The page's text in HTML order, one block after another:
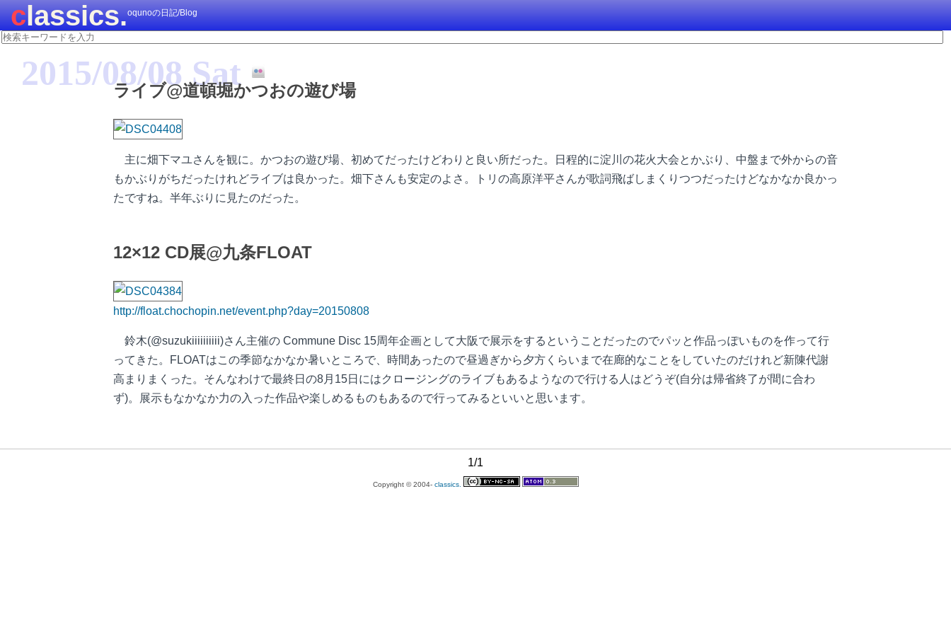
classics.oqunoの日記/Blog
2015/08/08 Sat
ライブ@道頓堀かつおの遊び場
主に畑下マユさんを観に。かつおの遊び場、初めてだったけどわりと良い所だった。日程的に淀川の花火大会とかぶり、中盤まで外からの音
もかぶりがちだったけれどライブは良かった。畑下さんも安定のよさ。トリの高原洋平さんが歌詞飛ばしまくりつつだったけどなかなか良かっ
たですね。半年ぶりに見たのだった。
12×12 CD展@九条FLOAT
http://float.chochopin.net/event.php?day=20150808
鈴木(@suzukiiiiiiiiii)さん主催の Commune Disc 15周年企画として大阪で展示をするということだったのでパッと作品っぽいものを作って行
ってきた。FLOATはこの季節なかなか暑いところで、時間あったので昼過ぎから夕方くらいまで在廊的なことをしていたのだけれど新陳代謝
高まりまくった。そんなわけで最終日の8月15日にはクロージングのライブもあるようなので行ける人はどうぞ(自分は帰省終了が間に合わ
ず)。展示もなかなか力の入った作品や楽しめるものもあるので行ってみるといいと思います。
1/1
Copyright © 2004- classics.